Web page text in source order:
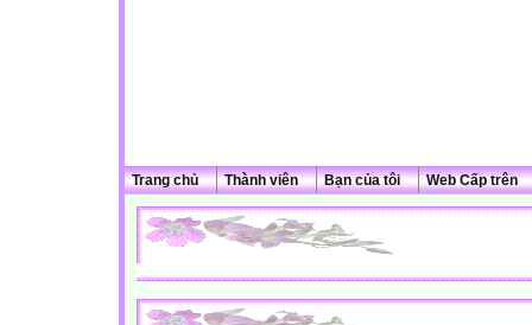
Trang chủ Thành viên Bạn của tôi Web Cấp trên